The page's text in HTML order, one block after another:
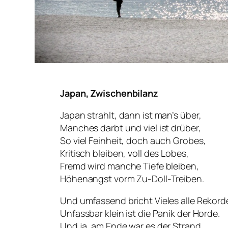
Japan, Zwischenbilanz
Japan strahlt, dann ist man’s über,
Manches darbt und viel ist drüber,
So viel Feinheit, doch auch Grobes,
Kritisch bleiben, voll des Lobes,
Fremd wird manche Tiefe bleiben,
Höhenangst vorm Zu-Doll-Treiben.
Und umfassend bricht Vieles alle
Unfassbar klein ist die Panik der Horde.